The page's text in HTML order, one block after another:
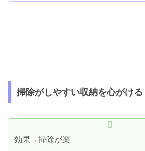
掃除がしやすい収納を心がける
効果→掃除が楽